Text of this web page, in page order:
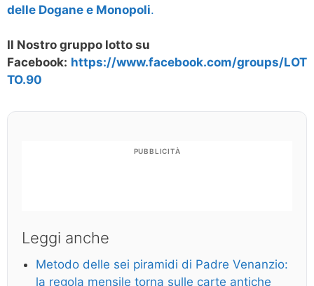
delle Dogane e Monopoli.
Il Nostro gruppo lotto su
Facebook: https://www.facebook.com/groups/LOT
TO.90
PUBBLICITÀ
Leggi anche
Metodo delle sei piramidi di Padre Venanzio:
la regola mensile torna sulle carte antiche